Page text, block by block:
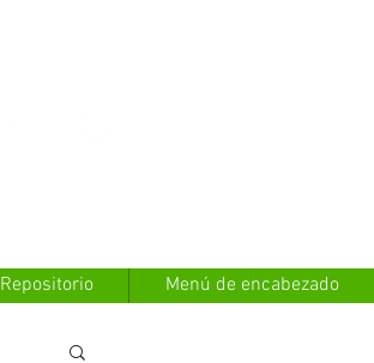
Repositorio Menú de encabezado